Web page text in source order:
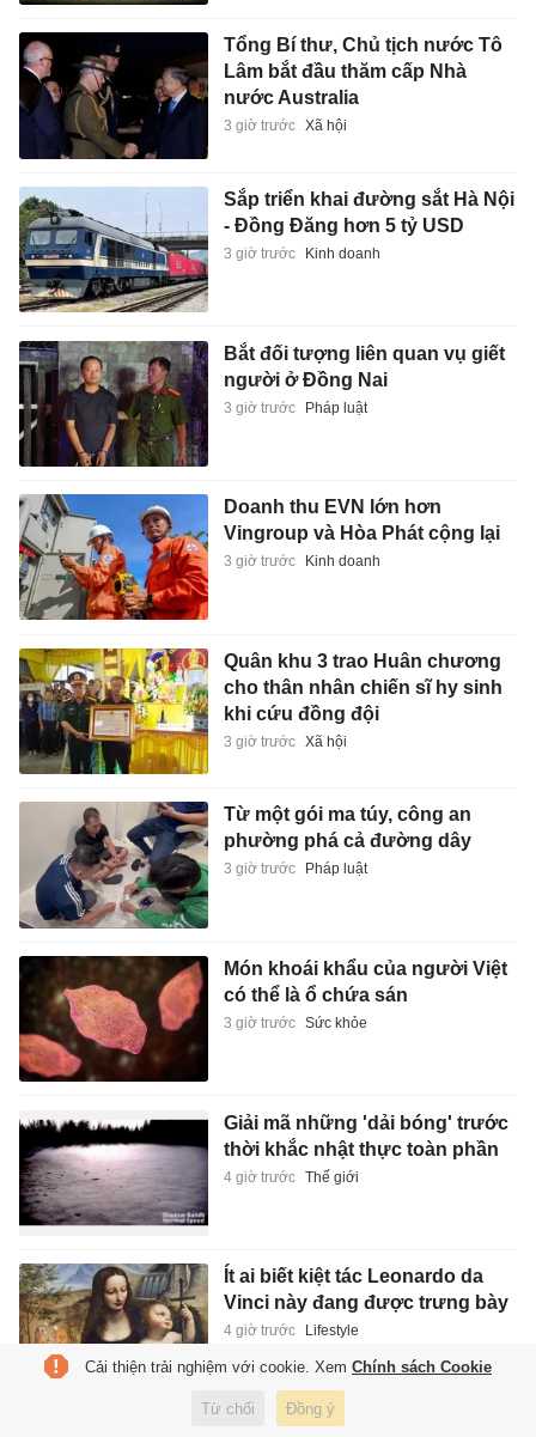
Tổng Bí thư, Chủ tịch nước Tô
Lâm bắt đầu thăm cấp Nhà
nước Australia
3 giờ trước Xã hội
Sắp triển khai đường sắt Hà Nội
- Đồng Đăng hơn 5 tỷ USD
3 giờ trước Kinh doanh
Bắt đối tượng liên quan vụ giết
người ở Đồng Nai
3 giờ trước Pháp luật
Doanh thu EVN lớn hơn
Vingroup và Hòa Phát cộng lại
3 giờ trước Kinh doanh
Quân khu 3 trao Huân chương
cho thân nhân chiến sĩ hy sinh
khi cứu đồng đội
3 giờ trước Xã hội
Từ một gói ma túy, công an
phường phá cả đường dây
3 giờ trước Pháp luật
Món khoái khẩu của người Việt
có thể là ổ chứa sán
3 giờ trước Sức khỏe
Giải mã những 'dải bóng' trước
thời khắc nhật thực toàn phần
4 giờ trước Thế giới
Ít ai biết kiệt tác Leonardo da
Vinci này đang được trưng bày
4 giờ trước Lifestyle
Hà Nội xem xét miễn nhiệm
Cải thiện trải nghiệm với cookie. Xem Chính sách Cookie
Từ chối Đồng ý